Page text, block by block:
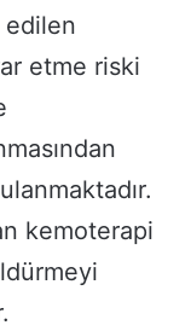
etme riski
kemoterapi